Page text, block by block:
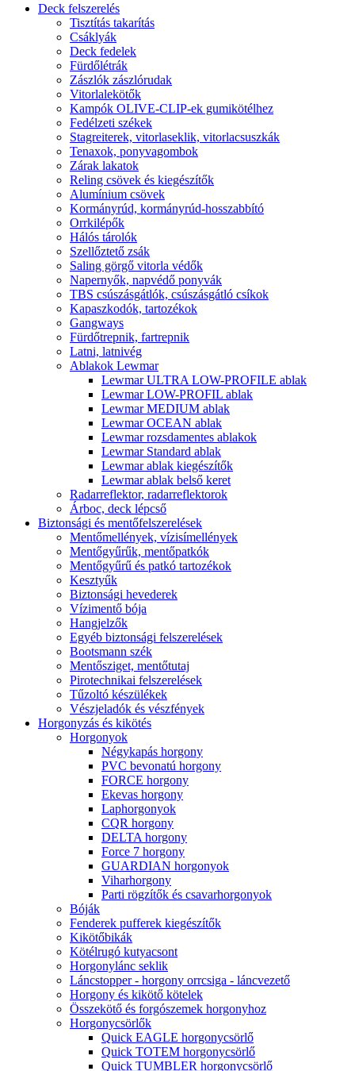
Deck felszerelés
Tisztítás takarítás
Csáklyák
Deck fedelek
Fürdőlétrák
Zászlók zászlórudak
Vitorlalekötők
Kampók OLIVE-CLIP-ek gumikötélhez
Fedélzeti székek
Stagreiterek, vitorlaseklik, vitorlacsuszkák
Tenaxok, ponyvagombok
Zárak lakatok
Reling csövek és kiegészítők
Alumínium csövek
Kormányrúd, kormányrúd-hosszabbító
Orrkilépők
Hálós tárolók
Szellőztető zsák
Saling görgő vitorla védők
Napernyők, napvédő ponyvák
TBS csúszásgátlók, csúszásgátló csíkok
Kapaszkodók, tartozékok
Gangways
Fürdőtrepnik, fartrepnik
Latni, latnivég
Ablakok Lewmar
Lewmar ULTRA LOW-PROFILE ablak
Lewmar LOW-PROFIL ablak
Lewmar MEDIUM ablak
Lewmar OCEAN ablak
Lewmar rozsdamentes ablakok
Lewmar Standard ablak
Lewmar ablak kiegészítők
Lewmar ablak belső keret
Radarreflektor, radarreflektorok
Árboc, deck lépcső
Biztonsági és mentőfelszerelések
Mentőmellények, vízisímellények
Mentőgyűrűk, mentőpatkók
Mentőgyűrű és patkó tartozékok
Kesztyűk
Biztonsági hevederek
Vízimentő bója
Hangjelzők
Egyéb biztonsági felszerelések
Bootsmann szék
Mentősziget, mentőtutaj
Pirotechnikai felszerelések
Tűzoltó készülékek
Vészjeladók és vészfények
Horgonyzás és kikötés
Horgonyok
Négykapás horgony
PVC bevonatú horgony
FORCE horgony
Ekevas horgony
Laphorgonyok
CQR horgony
DELTA horgony
Force 7 horgony
GUARDIAN horgonyok
Viharhorgony
Parti rögzítők és csavarhorgonyok
Bóják
Fenderek pufferek kiegészítők
Kikötőbikák
Kötélrugó kutyacsont
Horgonylánc seklik
Láncstopper - horgony orrcsiga - láncvezető
Horgony és kikötő kötelek
Összekötő és forgószemek horgonyhoz
Horgonycsörlők
Quick EAGLE horgonycsörlő
Quick TOTEM horgonycsörlő
Quick TUMBLER horgonycsörlő